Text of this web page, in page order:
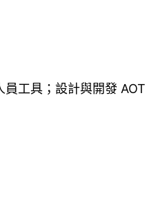
工具；設計與開發